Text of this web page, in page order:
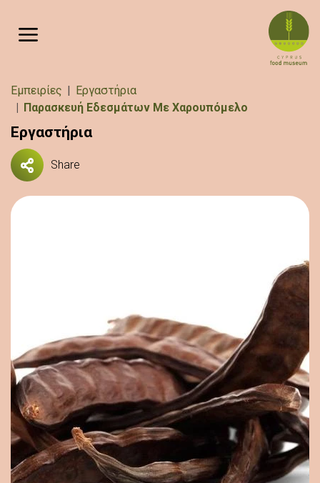
Breadcrumb
Εμπειρίες
Εργαστήρια
Παρασκευή Εδεσμάτων Με Χαρουπόμελο
Εργαστήρια
Share